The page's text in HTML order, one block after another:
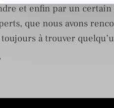
et enfin par un
que nous avons
à trouver